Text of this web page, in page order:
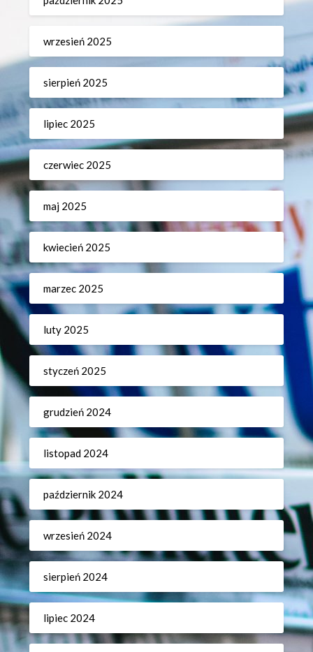
wrzesień 2025
sierpień 2025
lipiec 2025
czerwiec 2025
maj 2025
kwiecień 2025
marzec 2025
luty 2025
styczeń 2025
grudzień 2024
listopad 2024
październik 2024
wrzesień 2024
sierpień 2024
lipiec 2024